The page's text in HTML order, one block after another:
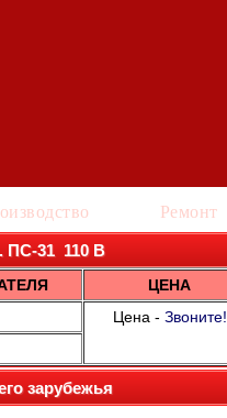
Ремонт
ПС-31 110 В
ЦЕНА
Цена - Звоните!
зарубежья